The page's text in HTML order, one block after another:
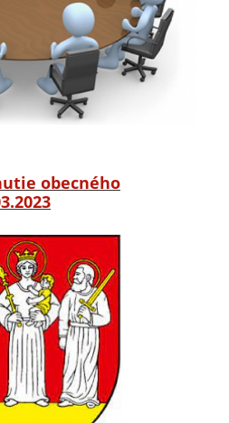
obecného